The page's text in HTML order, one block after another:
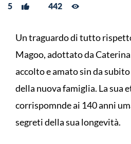
5 442
Un traguardo di tutto
Magoo, adottato da
accolto e amato sin da
della nuova famiglia. La sua
corrispomnde ai 140 anni
segreti della sua longevità.